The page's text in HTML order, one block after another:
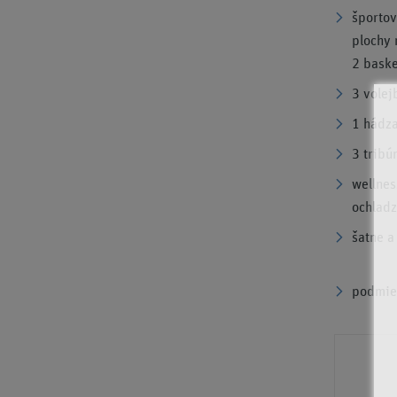
plochy
2
3
1
3
šatne